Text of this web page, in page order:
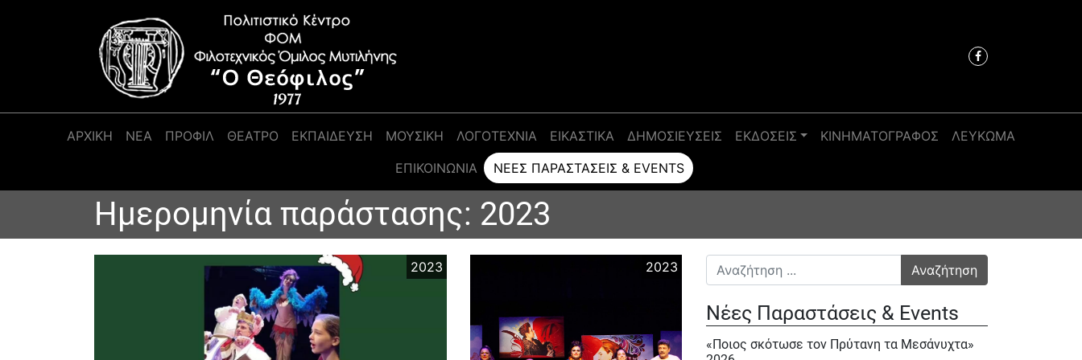
Κύρια πλοήγηση
ΑΡΧΙΚΉ ΝΕΑ ΠΡΟΦΊΛ ΘΕΑΤΡΟ ΕΚΠΑΙΔΕΥΣΗ ΜΟΥΣΙΚΗ ΛΟΓΟΤΕΧΝΙΑ ΕΙΚΑΣΤΙΚΑ ΔΗΜΟΣΙΕΥΣΕΙΣ ΕΚΔΟΣΕΙΣ ΚΙΝΗΜΑΤΟΓΡΑΦΟΣ
ΛΕΥΚΩΜΑ
ΕΠΙΚΟΙΝΩΝΊΑ
ΝΈΕΣ ΠΑΡΑΣΤΆΣΕΙΣ & EVENTS
Ημερομηνία παράστασης: 2023
2023 2023 Αναζήτηση για:
Νέες Παραστάσεις & Events
«Ποιος σκότωσε τον Πρύτανη τα Μεσάνυχτα»